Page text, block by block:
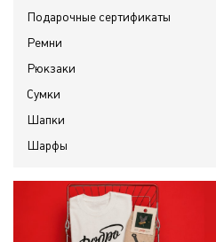
Подарочные сертификаты
Ремни
Рюкзаки
Сумки
Шапки
Шарфы